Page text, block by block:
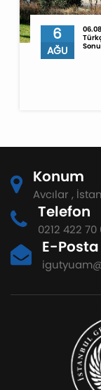
6
AĞU
Konum
Avcılar ,
Telefon
0212 422 70
E-